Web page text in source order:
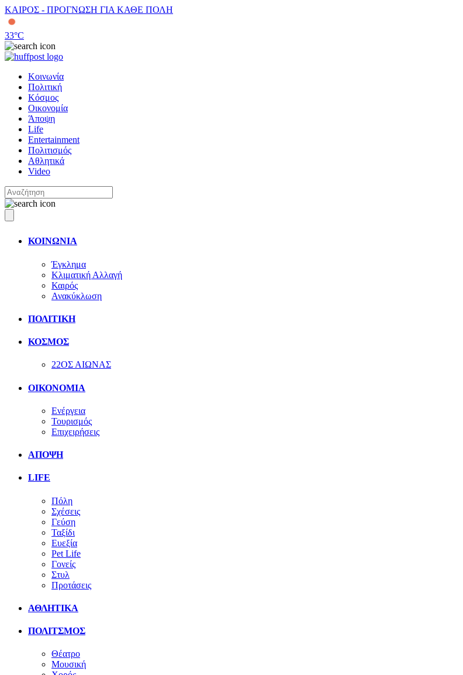
ΚΑΙΡΟΣ - ΠΡΟΓΝΩΣΗ ΓΙΑ ΚΑΘΕ ΠΟΛΗ
33°C
Κοινωνία
Πολιτική
Κόσμος
Οικονομία
Άποψη
Life
Entertainment
Πολιτισμός
Αθλητικά
Video
ΚΟΙΝΩΝΙΑ
Έγκλημα
Κλιματική Αλλαγή
Καιρός
Ανακύκλωση
ΠΟΛΙΤΙΚΗ
ΚΟΣΜΟΣ
22ΟΣ ΑΙΩΝΑΣ
ΟΙΚΟΝΟΜΙΑ
Ενέργεια
Τουρισμός
Επιχειρήσεις
ΑΠΟΨΗ
LIFE
Πόλη
Σχέσεις
Γεύση
Ταξίδι
Ευεξία
Pet Life
Γονείς
Στυλ
Προτάσεις
ΑΘΛΗΤΙΚΑ
ΠΟΛΙΤΣΜΟΣ
Θέατρο
Μουσική